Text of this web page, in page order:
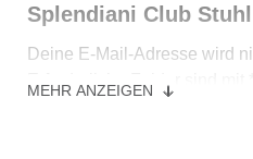
Splendiani Club
Deine E-Mail-Adresse wird
MEHR ANZEIGEN